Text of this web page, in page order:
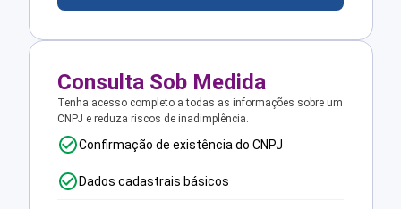
Consulta Sob Medida
Tenha acesso completo a todas as informações sobre um
CNPJ e reduza riscos de inadimplência.
Confirmação de existência do CNPJ
Dados cadastrais básicos